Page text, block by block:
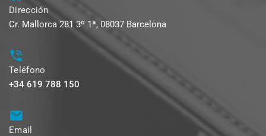
Dirección
Cr. Mallorca 281 3º 1ª, 08037 Barcelona
Teléfono
+34 619 788 150
Email